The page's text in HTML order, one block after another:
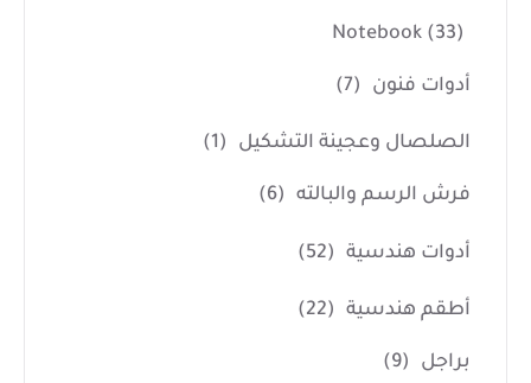
Notebook (33)
أدوات فنون (7)
الصلصال وعجينة التشكيل (1)
فرش الرسم والبالته (6)
أدوات هندسية (52)
أطقم هندسية (22)
براجل (9)